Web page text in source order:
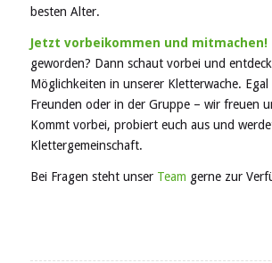
besten Alter.
Jetzt vorbeikommen und mitmachen!
geworden? Dann schaut vorbei und
Möglichkeiten in unserer Kletterwache.
Freunden oder in der Gruppe – wir freuen
Kommt vorbei, probiert euch aus und
Klettergemeinschaft.
Bei Fragen steht unser Team gerne zur